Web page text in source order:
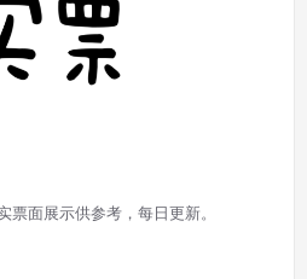
面展示供参考，每日更新。